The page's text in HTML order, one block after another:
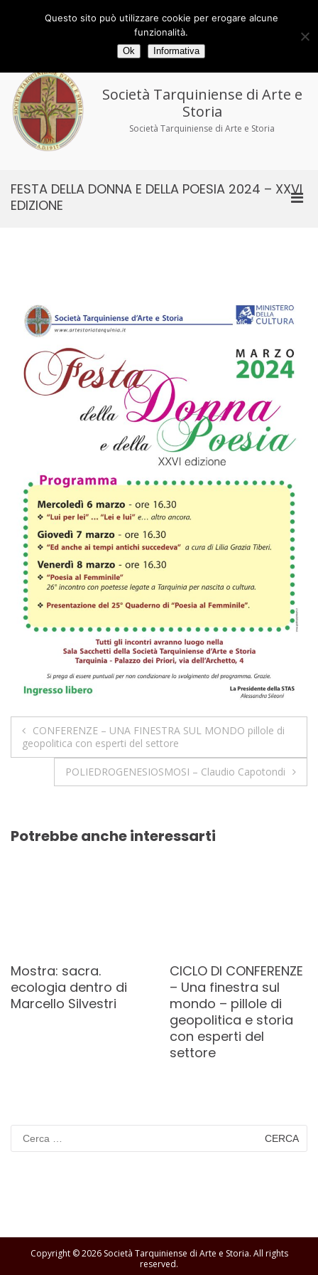
Via delle Torri 29/33 - 01016 Tarquinia (VT)
tel/fax 0766.858194
tarquiniense@gmail.com
Società Tarquiniense di Arte e
Storia
Società Tarquiniense di Arte e Storia
FESTA DELLA DONNA E DELLA POESIA 2024 – XXVI
EDIZIONE
Navigazione
articoli
CONFERENZE – UNA FINESTRA SUL MONDO pillole di
geopolitica con esperti del settore
POLIEDROGENESIOSMOSI – Claudio Capotondi
Potrebbe anche interessarti
Mostra: sacra.
ecologia dentro di
Marcello Silvestri
CICLO DI CONFERENZE
– Una finestra sul
mondo – pillole di
geopolitica e storia
con esperti del
settore
Ricerca
per:
Copyright © 2026 Società Tarquiniense di Arte e Storia. All rights
reserved.
Questo sito può utilizzare cookie per erogare alcune
funzionalità.
Ok Informativa